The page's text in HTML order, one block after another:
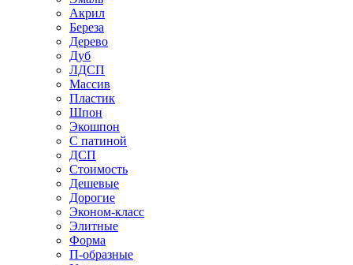
Акрил
Береза
Дерево
Дуб
ЛДСП
Массив
Пластик
Шпон
Экошпон
С патиной
ДСП
Стоимость
Дешевые
Дорогие
Эконом-класс
Элитные
Форма
П-образные